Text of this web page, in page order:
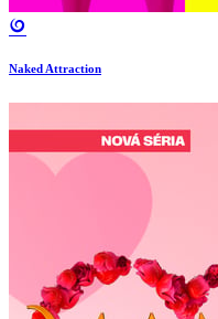
Naked Attraction